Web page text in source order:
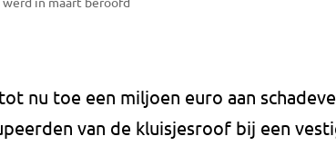
nu toe een miljoen euro aan
van de kluisjesroof bij een